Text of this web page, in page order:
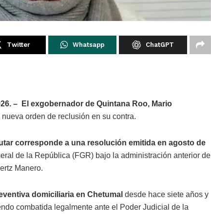
Twitter Whatsapp ChatGPT
– El exgobernador de Quintana Roo, Mario
orden de reclusión en su contra.
corresponde a una resolución emitida en agosto de
de la República (FGR) bajo la administración anterior de
Manero.
domiciliaria en Chetumal desde hace siete años y
combatida legalmente ante el Poder Judicial de la